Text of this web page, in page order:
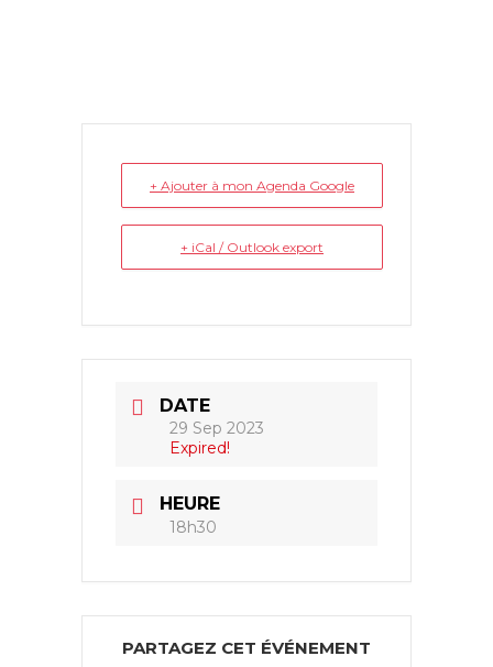
+ Ajouter à mon Agenda Google
+ iCal / Outlook export
DATE
29 Sep 2023
Expired!
HEURE
18h30
PARTAGEZ CET ÉVÉNEMENT